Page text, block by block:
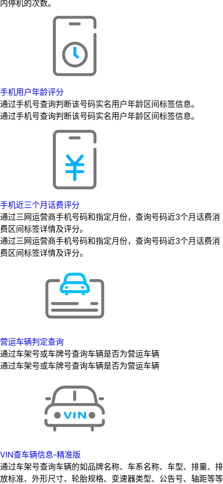
内停机的次数。
手机用户年龄评分
通过手机号查询判断该号码实名用户年龄区间标签信息。
通过手机号查询判断该号码实名用户年龄区间标签信息。
手机近三个月话费评分
通过三网运营商手机号码和指定月份，查询号码近3个月话费消
费区间标签详情及评分。
通过三网运营商手机号码和指定月份，查询号码近3个月话费消
费区间标签详情及评分。
营运车辆判定查询
通过车架号或车牌号查询车辆是否为营运车辆
通过车架号或车牌号查询车辆是否为营运车辆
VIN查车辆信息-精准版
通过车架号查询车辆的如品牌名称、车系名称、车型、排量、排
放标准、外形尺寸、轮胎规格、变速器类型、公告号、轴距等等